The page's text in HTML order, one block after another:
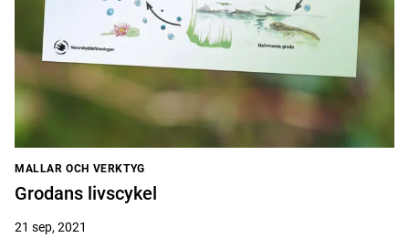
MALLAR OCH VERKTYG
Grodans livscykel
21 sep, 2021